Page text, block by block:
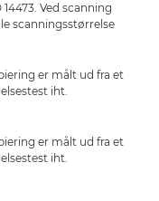
Ved scanning
scanningsstørrelse
er målt ud fra et
iht.
er målt ud fra et
iht.